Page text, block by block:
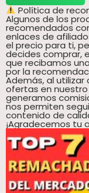
Política de
Algunos de los
recomendados
enlaces de
el precio para ti,
decides comprar,
que recibamos
por la
Además, al utilizar
ofertas en
generamos
nos permiten
contenido de
¡Agradecemos tu